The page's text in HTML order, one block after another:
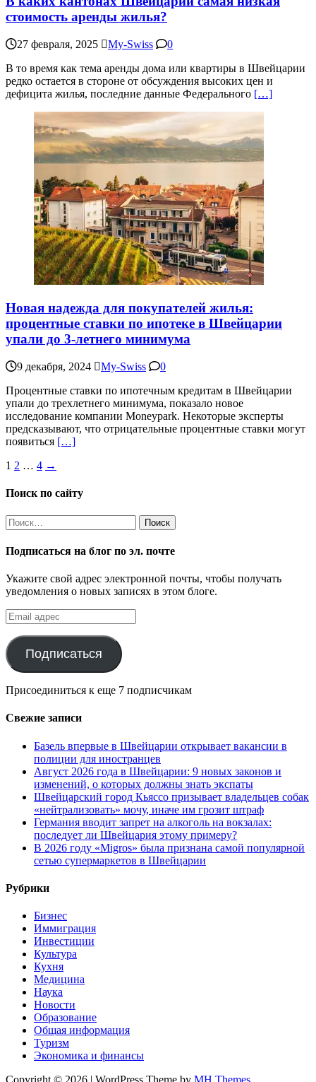
стоимость аренды жилья?
27 февраля, 2025 My-Swiss
0
В то время как тема аренды дома или квартиры в Швейцарии
редко остается в стороне от обсуждения высоких цен и
дефицита жилья, последние данные Федерального […]
Новая надежда для покупателей жилья:
процентные ставки по ипотеке в Швейцарии
упали до 3-летнего минимума
9 декабря, 2024 My-Swiss
0
Процентные ставки по ипотечным кредитам в Швейцарии
упали до трехлетнего минимума, показало новое
исследование компании Moneypark. Некоторые эксперты
предсказывают, что отрицательные процентные ставки могут
появиться […]
Пагинация
записей
1 2 … 4 →
Поиск по сайту
Найти:
Подписаться на блог по эл. почте
Укажите свой адрес электронной почты, чтобы получать
уведомления о новых записях в этом блоге.
Email
адрес
Подписаться
Присоединиться к еще 7 подписчикам
Свежие записи
Базель впервые в Швейцарии открывает вакансии в
полиции для иностранцев
Август 2026 года в Швейцарии: 9 новых законов и
изменений, о которых должны знать экспаты
Швейцарский город Кьяссо призывает владельцев собак
«нейтрализовать» мочу, иначе им грозит штраф
Германия вводит запрет на алкоголь на вокзалах:
последует ли Швейцария этому примеру?
В 2026 году «Migros» была признана самой популярной
сетью супермаркетов в Швейцарии
Рубрики
Бизнес
Иммиграция
Инвестиции
Культура
Кухня
Медицина
Наука
Новости
Образование
Общая информация
Туризм
Экономика и финансы